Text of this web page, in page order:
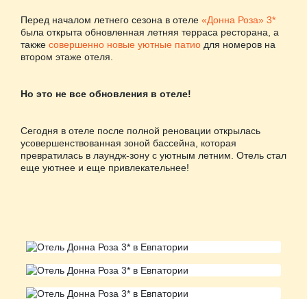
Перед началом летнего сезона в отеле «Донна Роза» 3*
была открыта обновленная летняя терраса ресторана, а
также совершенно новые уютные патио для номеров на
втором этаже отеля.
Но это не все обновления в отеле!
Сегодня в отеле после полной реновации открылась
усовершенствованная зоной бассейна, которая
превратилась в лаундж-зону с уютным летним. Отель стал
еще уютнее и еще привлекательнее!